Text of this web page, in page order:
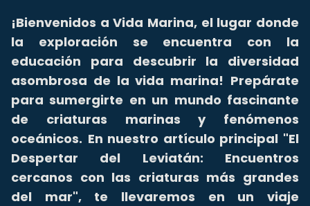
¡Bienvenidos a Vida Marina, el lugar donde
la exploración se encuentra con la
educación para descubrir la diversidad
asombrosa de la vida marina! Prepárate
para sumergirte en un mundo fascinante
de criaturas marinas y fenómenos
oceánicos. En nuestro artículo principal "El
Despertar del Leviatán: Encuentros
cercanos con las criaturas más grandes
del mar", te llevaremos en un viaje